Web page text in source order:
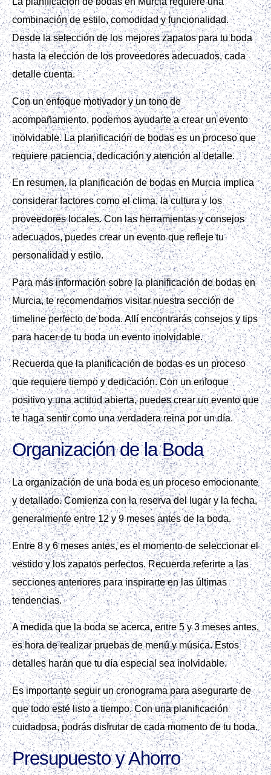
combinación de estilo, comodidad y funcionalidad.
Desde la selección de los mejores zapatos para tu boda
hasta la elección de los proveedores adecuados, cada
detalle cuenta.
Con un enfoque motivador y un tono de
acompañamiento, podemos ayudarte a crear un evento
inolvidable. La planificación de bodas es un proceso que
requiere paciencia, dedicación y atención al detalle.
En resumen, la planificación de bodas en Murcia implica
considerar factores como el clima, la cultura y los
proveedores locales. Con las herramientas y consejos
adecuados, puedes crear un evento que refleje tu
personalidad y estilo.
Para más información sobre la planificación de bodas en
Murcia, te recomendamos visitar nuestra sección de
timeline perfecto de boda. Allí encontrarás consejos y tips
para hacer de tu boda un evento inolvidable.
Recuerda que la planificación de bodas es un proceso
que requiere tiempo y dedicación. Con un enfoque
positivo y una actitud abierta, puedes crear un evento que
te haga sentir como una verdadera reina por un día.
Organización de la Boda
La organización de una boda es un proceso emocionante
y detallado. Comienza con la reserva del lugar y la fecha,
generalmente entre 12 y 9 meses antes de la boda.
Entre 8 y 6 meses antes, es el momento de seleccionar el
vestido y los zapatos perfectos. Recuerda referirte a las
secciones anteriores para inspirarte en las últimas
tendencias.
A medida que la boda se acerca, entre 5 y 3 meses antes,
es hora de realizar pruebas de menú y música. Estos
detalles harán que tu día especial sea inolvidable.
Es importante seguir un cronograma para asegurarte de
que todo esté listo a tiempo. Con una planificación
cuidadosa, podrás disfrutar de cada momento de tu boda.
Presupuesto y Ahorro